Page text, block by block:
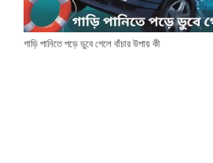
গাড়ি পানিতে পড়ে ডুবে গেলে বাঁচার উপায় কী